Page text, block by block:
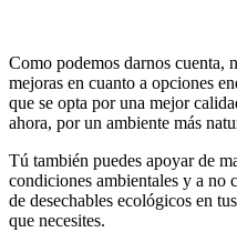
Como podemos darnos cuenta,
mejoras en cuanto a opciones
que se opta por una mejor
ahora, por un ambiente más
Tú también puedes apoyar de
condiciones ambientales y a no
de desechables ecológicos en
que necesites.